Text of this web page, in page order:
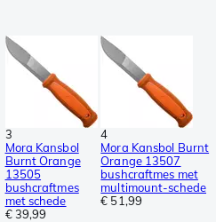
3
Mora Kansbol
Burnt Orange
13505
bushcraftmes
met schede
€ 39,99
4
Mora Kansbol Burnt
Orange 13507
bushcraftmes met
multimount-schede
€ 51,99